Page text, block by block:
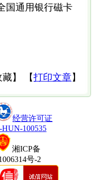
国通用银行磁卡
藏】 【打印文章】
经营许可证
HUN-100535
湘ICP备
号-2